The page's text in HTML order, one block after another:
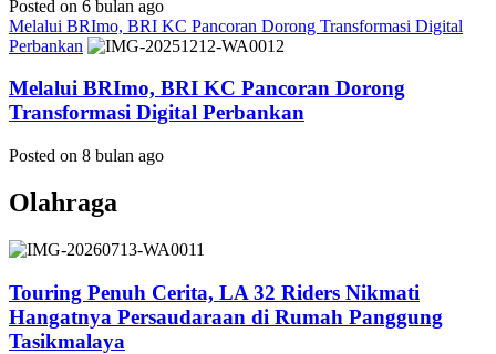
Posted on 6 bulan ago
Melalui BRImo, BRI KC Pancoran Dorong Transformasi Digital
Perbankan
Melalui BRImo, BRI KC Pancoran Dorong
Transformasi Digital Perbankan
Posted on 8 bulan ago
Olahraga
Touring Penuh Cerita, LA 32 Riders Nikmati
Hangatnya Persaudaraan di Rumah Panggung
Tasikmalaya